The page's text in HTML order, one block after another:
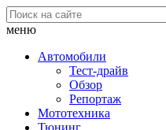
меню
Автомобили
Тест-драйв
Обзор
Репортаж
Мототехника
Тюнинг